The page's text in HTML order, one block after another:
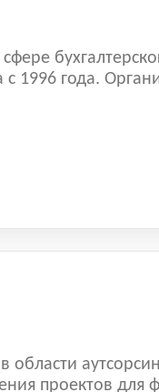
1996 года.
проектов для